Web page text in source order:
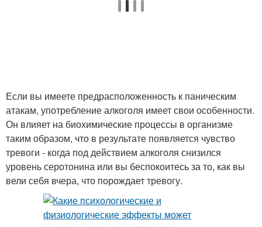
Если вы имеете предрасположенность к паническим
атакам, употребление алкоголя имеет свои особенности.
Он влияет на биохимические процессы в организме
таким образом, что в результате появляется чувство
тревоги - когда под действием алкоголя снизился
уровень серотонина или вы беспокоитесь за то, как вы
вели себя вчера, что порождает тревогу.